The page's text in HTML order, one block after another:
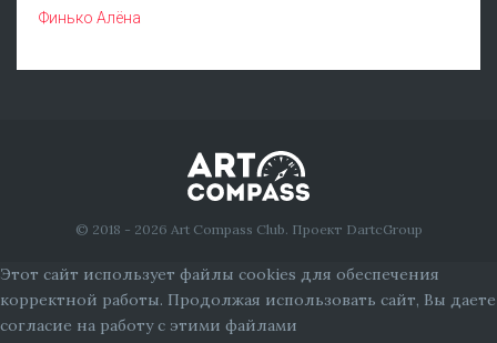
Финько Алёна
© 2018 - 2026 Art Compass Club. Проект DartcGroup
Этот сайт использует файлы cookies для обеспечения
корректной работы. Продолжая использовать сайт, Вы даете
согласие на работу с этими файлами